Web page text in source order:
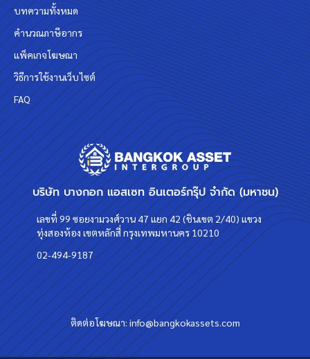
บริษัท บางกอก แอสเซท อินเตอร์กรุ๊ป จำกัด (มหาชน)
เลขที่ 99 ซอยงามวงศ์วาน 47 แยก 42 (ชินเขต 2/40) แขวง
ทุ่งสองห้อง เขตหลักสี่ กรุงเทพมหานคร 10210
02-494-9187
ติดต่อโฆษณา:info@bangkokassets.com
บทความทั้งหมด
คำนวณภาษีอากร
แพ็คเกจโฆษณา
วิธีการใช้งานเว็บไซต์
FAQ